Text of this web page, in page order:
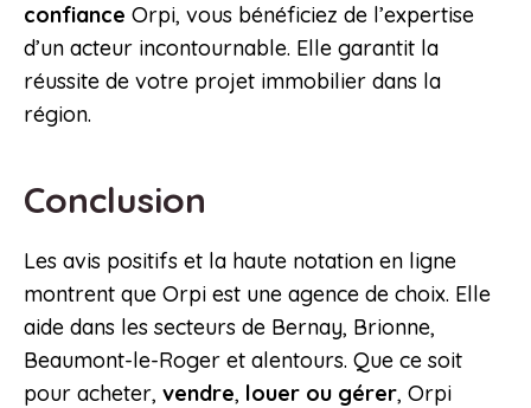
confiance Orpi, vous bénéficiez de l’expertise
d’un acteur incontournable. Elle garantit la
réussite de votre projet immobilier dans la
région.
Conclusion
Les avis positifs et la haute notation en ligne
montrent que Orpi est une agence de choix. Elle
aide dans les secteurs de Bernay, Brionne,
Beaumont-le-Roger et alentours. Que ce soit
pour acheter, vendre, louer ou gérer, Orpi